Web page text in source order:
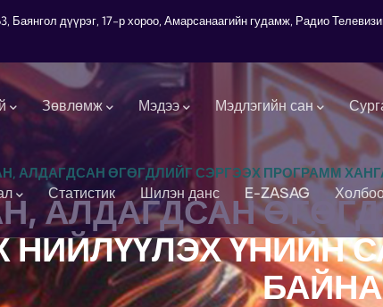
Баянгол дүүрэг, 17-р хороо, Амарсанаагийн гудамж, Радио
Зөвлөмж Мэдээ Мэдлэгийн сан
Статистик Шилэн данс E-ZASAG
АЛДАГДСАН ӨГӨГДЛИЙГ СЭРГЭЭХ ПРОГРАММ
АЛДАГДСАН
ҮНИЙН
БАЙНА